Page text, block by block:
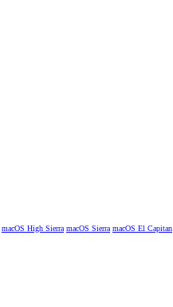
macOS High Sierra macOS Sierra macOS El Capitan